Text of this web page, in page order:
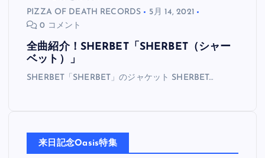
PIZZA OF DEATH RECORDS
5月 14, 2021
0 コメント
全曲紹介！SHERBET「SHERBET（シャー
ベット）」
SHERBET「SHERBET」のジャケット SHERBET…
来日記念Oasis特集